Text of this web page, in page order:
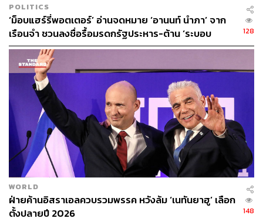
POLITICS
‘ม็อบแฮร์รี่พอตเตอร์’ อ่านจดหมาย ‘อานนท์ นำภา’ จาก
เรือนจำ ชวนลงชื่อรื้อมรดกรัฐประหาร-ต้าน ‘ระบอบ
สีน้ำเงิน’
128
WORLD
ฝ่ายค้านอิสราเอลควบรวมพรรค หวังล้ม ‘เนทันยาฮู’ เลือก
ตั้งปลายปี 2026
148